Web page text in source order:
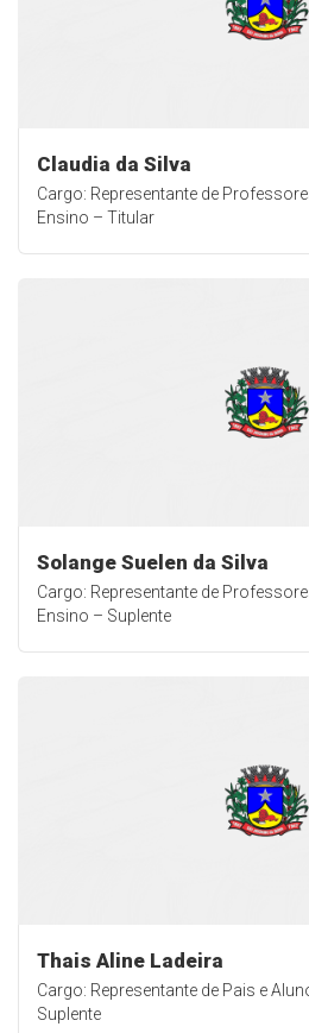
Claudia da Silva
Cargo: Representante de
Ensino – Titular
Solange Suelen da Silva
Cargo: Representante de
Ensino – Suplente
Thais Aline Ladeira
Cargo: Representante de Pais e
Suplente